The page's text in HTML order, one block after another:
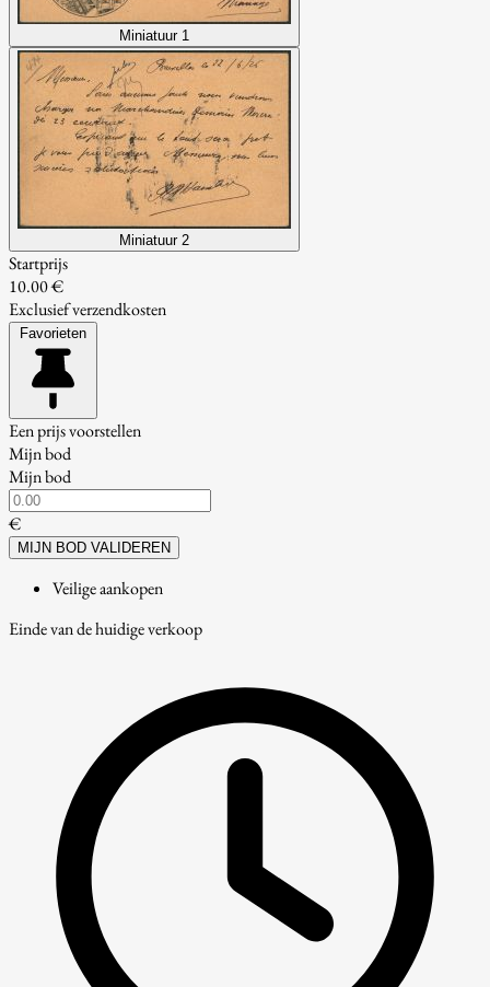
Miniatuur 1
Miniatuur 2
Startprijs
10.00 €
Exclusief verzendkosten
Favorieten
Een prijs voorstellen
Mijn bod
Mijn bod
€
MIJN BOD VALIDEREN
Veilige aankopen
Einde van de huidige verkoop